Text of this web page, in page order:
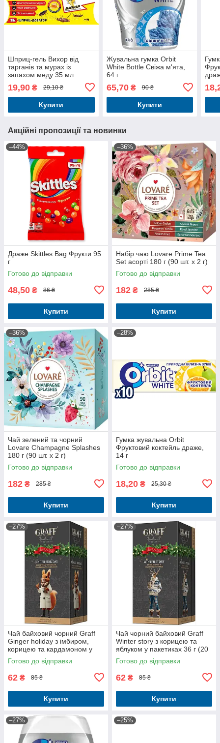
Шприц-гель Вихор від
тарганів та мурах із
запахом меду 35 мл
19,90 ₴ 29,10 ₴
Купити
Жувальна гумка Orbit
White Bottle Свіжа м'ята,
64 г
65,70₴ 90 ₴
Купити
Акційні пропозиції та новинки
–44%
Драже Skittles Bag Фрукти 95
г
Готово до відправки
48,50 ₴ 86 ₴
Купити
–36%
Набір чаю Lovare Prime Tea
Set асорті 180 г (90 шт. х 2 г)
Готово до відправки
182 ₴ 285 ₴
Купити
–36%
Чай зелений та чорний
Lovare Champagne Splashes
180 г (90 шт. х 2 г)
Готово до відправки
182 ₴ 285 ₴
Купити
–28%
Гумка жувальна Orbit
Фруктовий коктейль драже,
14 г
Готово до відправки
18,20 ₴ 25,30 ₴
Купити
–27%
Чай байховий чорний Graff
Ginger holiday з імбиром,
корицею та кардамоном у
пакетиках 36 г (20 шт. х 1.8 г)
Готово до відправки
62 ₴ 85 ₴
Купити
–27%
Чай чорний байховий Graff
Winter story з корицею та
яблуком у пакетиках 36 г (20
шт. х 1.8 г)
Готово до відправки
62 ₴ 85 ₴
Купити
–27% –25%